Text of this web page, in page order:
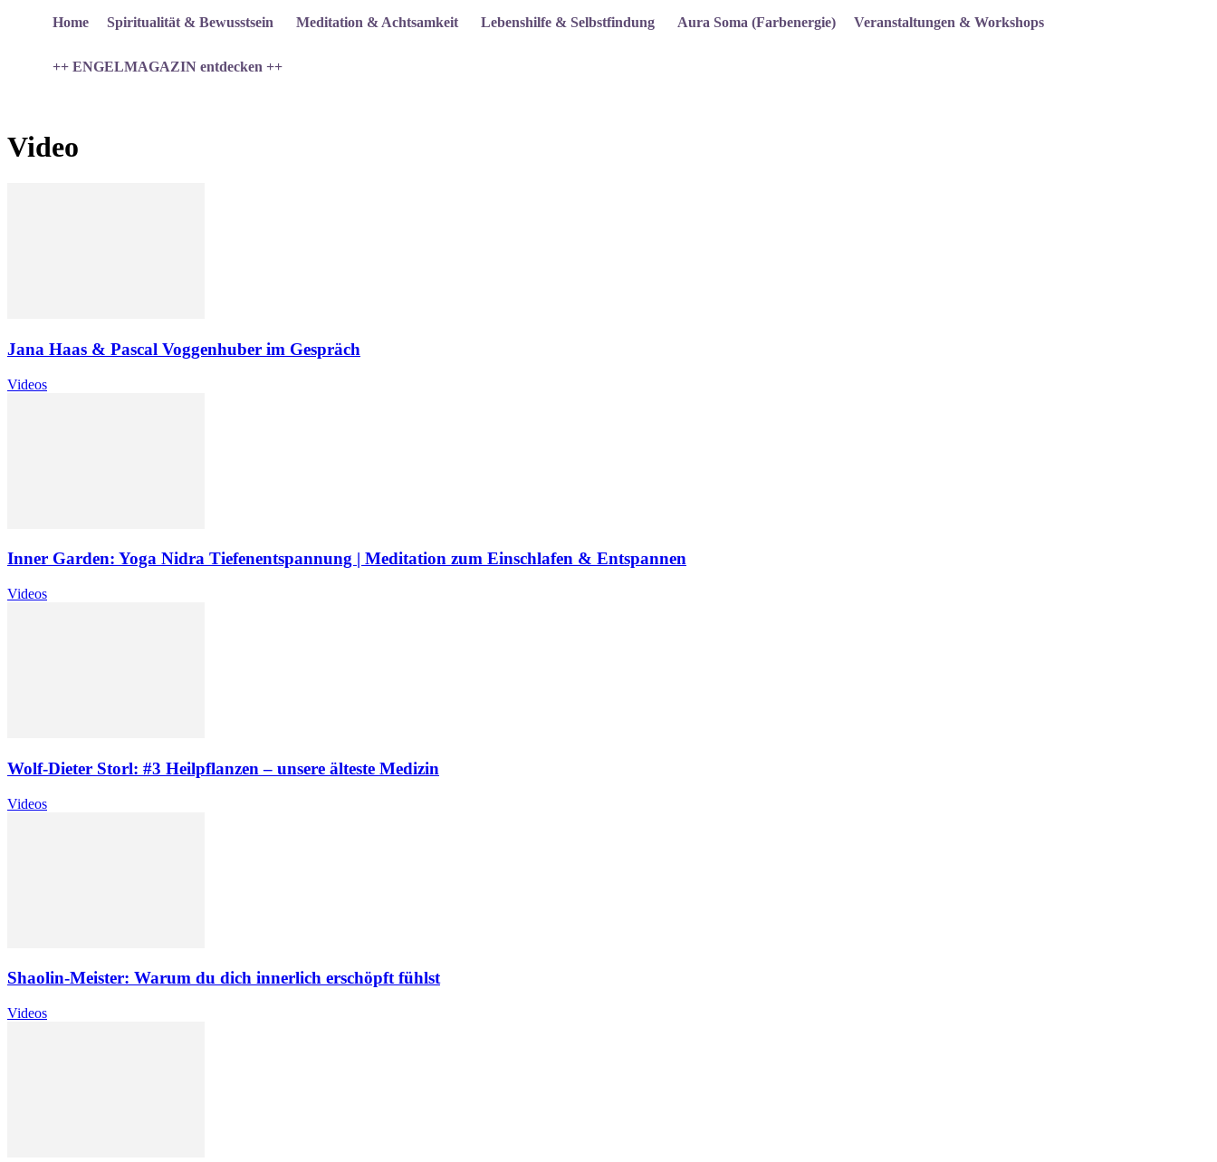
Home Spiritualität & Bewusstsein Meditation & Achtsamkeit Lebenshilfe & Selbstfindung Aura Soma (Farbenergie) Veranstaltungen & Workshops
++ ENGELMAGAZIN entdecken ++
Video
Jana Haas & Pascal Voggenhuber im Gespräch
Videos
Inner Garden: Yoga Nidra Tiefenentspannung | Meditation zum Einschlafen & Entspannen
Videos
Wolf-Dieter Storl: #3 Heilpflanzen – unsere älteste Medizin
Videos
Shaolin-Meister: Warum du dich innerlich erschöpft fühlst
Videos